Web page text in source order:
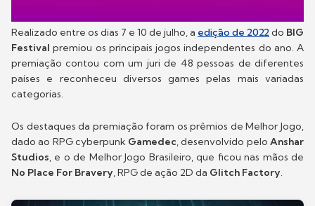
Realizado entre os dias 7 e 10 de julho, a edição de 2022do BIG
Festivalpremiou os principais jogos independentes do ano. A
premiação contou com um juri de 48 pessoas de diferentes
países e reconheceu diversos games pelas mais variadas
categorias.
Os destaques da premiação foram os prêmios de Melhor Jogo,
dado ao RPG cyberpunk Gamedec, desenvolvido peloAnshar
Studios, e o de Melhor Jogo Brasileiro, que ficou nas mãos de
No Place For Bravery, RPG de ação 2D da Glitch Factory.